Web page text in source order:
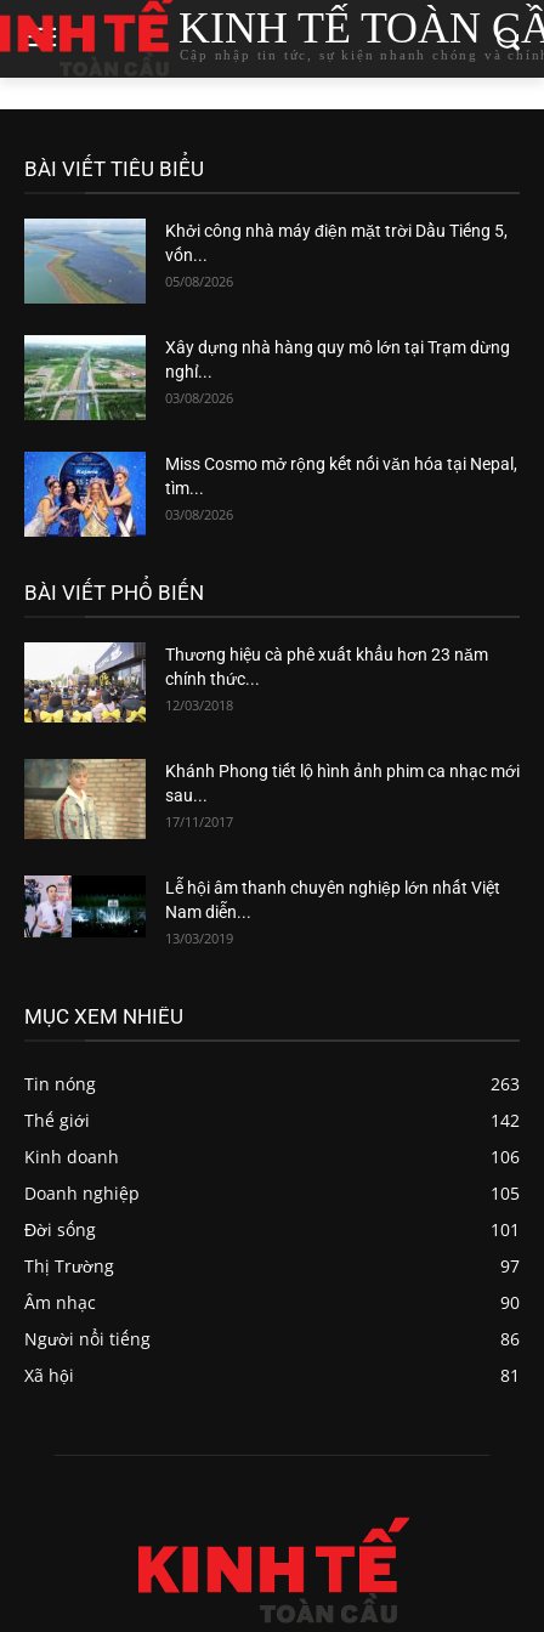
KINH TẾ TOÀN
Cập nhập tin tức, sự kiện nhanh chóng và
BÀI VIẾT TIÊU BIỂU
Khởi công nhà máy điện mặt trời Dầu Tiếng 5,
vốn...
05/08/2026
Xây dựng nhà hàng quy mô lớn tại Trạm dừng
nghỉ...
03/08/2026
Miss Cosmo mở rộng kết nối văn hóa tại Nepal,
tìm...
03/08/2026
BÀI VIẾT PHỔ BIẾN
Thương hiệu cà phê xuất khẩu hơn 23 năm
chính thức...
12/03/2018
Khánh Phong tiết lộ hình ảnh phim ca nhạc mới
sau...
17/11/2017
Lễ hội âm thanh chuyên nghiệp lớn nhất Việt
Nam diễn...
13/03/2019
MỤC XEM NHIỀU
Tin nóng
263
Thế giới
142
Kinh doanh
106
Doanh nghiệp
105
Đời sống
101
Thị Trường
97
Âm nhạc
90
Người nổi tiếng
86
Xã hội
81